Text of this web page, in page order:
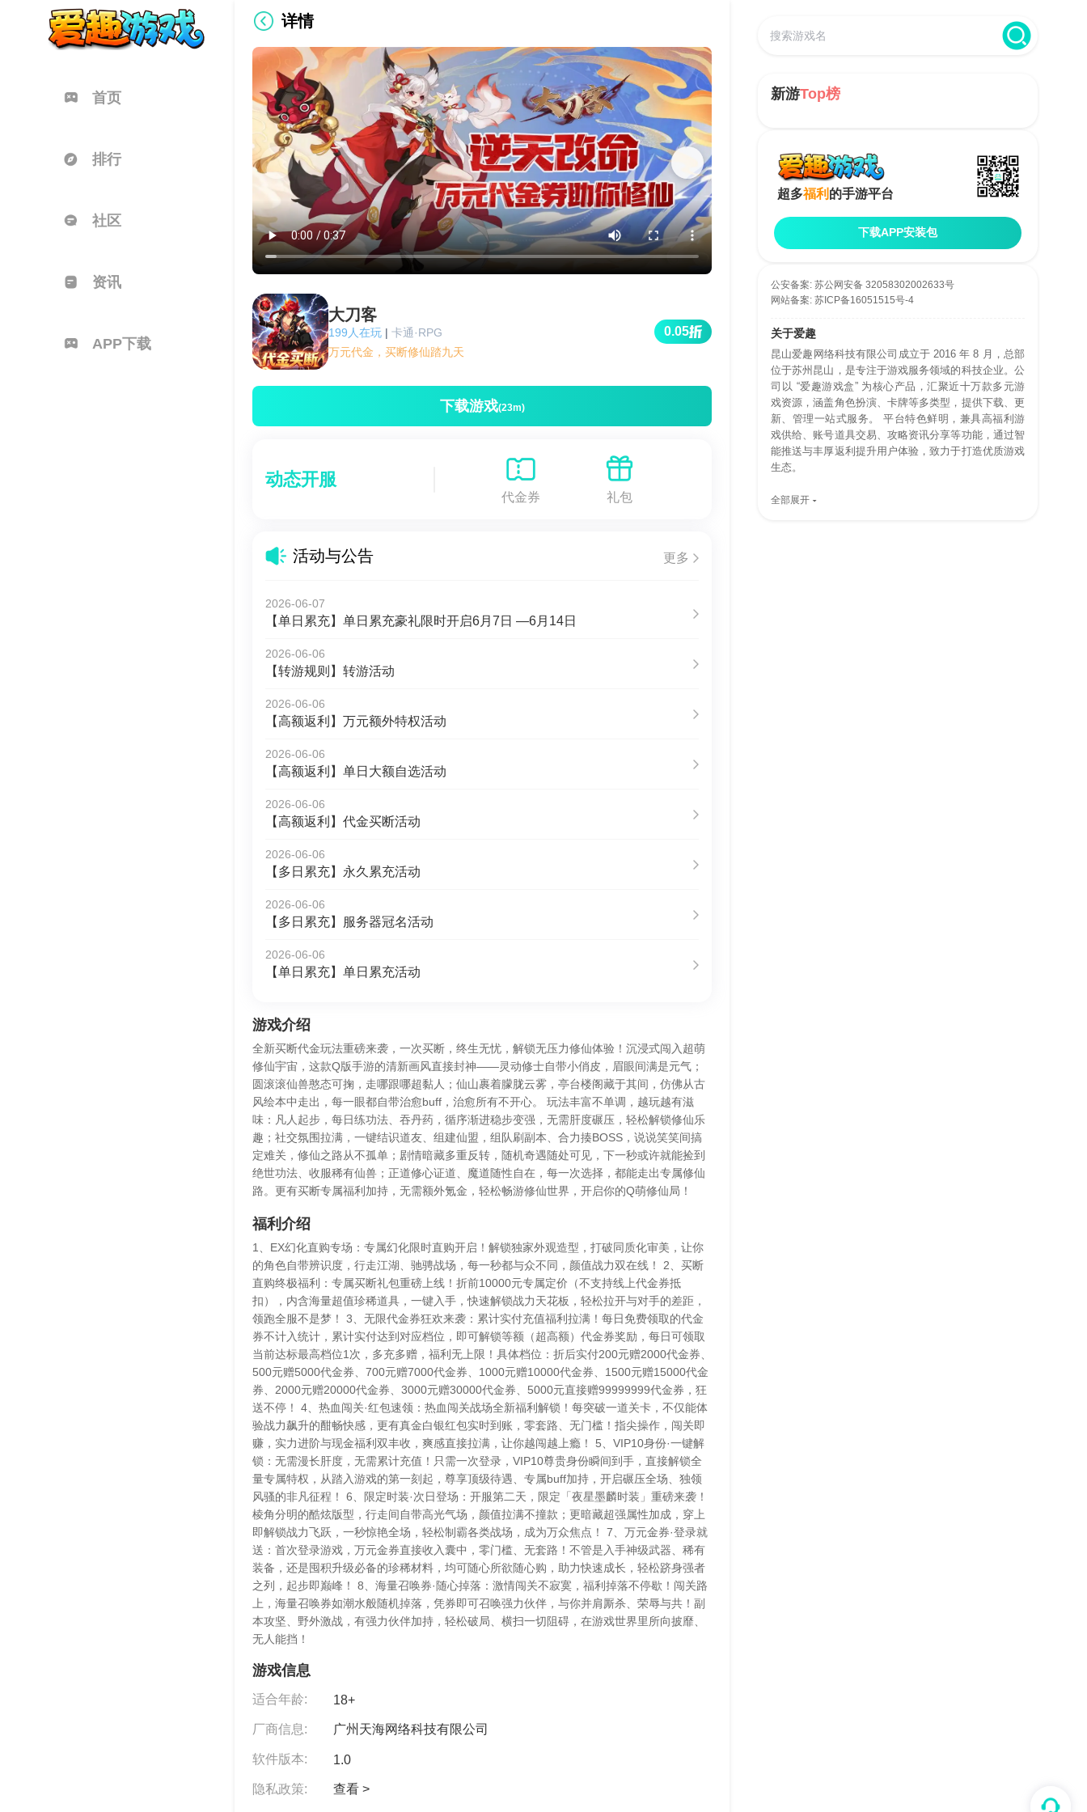
首页
排行
社区
资讯
APP下载
详情
大刀客
199人在玩 | 卡通·RPG
万元代金，买断修仙踏九天
0.05
下载游戏(23m)
动态开服
代金券 礼包
活动与公告 更多
2026-06-07
【单日累充】单日累充豪礼限时开启6月7日 —6月14日
2026-06-06
【转游规则】转游活动
2026-06-06
【高额返利】万元额外特权活动
2026-06-06
【高额返利】单日大额自选活动
2026-06-06
【高额返利】代金买断活动
2026-06-06
【多日累充】永久累充活动
2026-06-06
【多日累充】服务器冠名活动
2026-06-06
【单日累充】单日累充活动
游戏介绍
全新买断代金玩法重磅来袭，一次买断，终生无忧，解锁无压力修仙体验！沉浸式闯入超萌
修仙宇宙，这款Q版手游的清新画风直接封神——灵动修士自带小俏皮，眉眼间满是元气；
圆滚滚仙兽憨态可掬，走哪跟哪超黏人；仙山裹着朦胧云雾，亭台楼阁藏于其间，仿佛从古
风绘本中走出，每一眼都自带治愈buff，治愈所有不开心。 玩法丰富不单调，越玩越有滋
味：凡人起步，每日练功法、吞丹药，循序渐进稳步变强，无需肝度碾压，轻松解锁修仙乐
趣；社交氛围拉满，一键结识道友、组建仙盟，组队刷副本、合力揍BOSS，说说笑笑间搞
定难关，修仙之路从不孤单；剧情暗藏多重反转，随机奇遇随处可见，下一秒或许就能捡到
绝世功法、收服稀有仙兽；正道修心证道、魔道随性自在，每一次选择，都能走出专属修仙
路。更有买断专属福利加持，无需额外氪金，轻松畅游修仙世界，开启你的Q萌修仙局！
福利介绍
1、EX幻化直购专场：专属幻化限时直购开启！解锁独家外观造型，打破同质化审美，让你
的角色自带辨识度，行走江湖、驰骋战场，每一秒都与众不同，颜值战力双在线！ 2、买断
直购终极福利：专属买断礼包重磅上线！折前10000元专属定价（不支持线上代金券抵
扣），内含海量超值珍稀道具，一键入手，快速解锁战力天花板，轻松拉开与对手的差距，
领跑全服不是梦！ 3、无限代金券狂欢来袭：累计实付充值福利拉满！每日免费领取的代金
券不计入统计，累计实付达到对应档位，即可解锁等额（超高额）代金券奖励，每日可领取
当前达标最高档位1次，多充多赠，福利无上限！具体档位：折后实付200元赠2000代金券、
500元赠5000代金券、700元赠7000代金券、1000元赠10000代金券、1500元赠15000代金
券、2000元赠20000代金券、3000元赠30000代金券、5000元直接赠99999999代金券，狂
送不停！ 4、热血闯关·红包速领：热血闯关战场全新福利解锁！每突破一道关卡，不仅能体
验战力飙升的酣畅快感，更有真金白银红包实时到账，零套路、无门槛！指尖操作，闯关即
赚，实力进阶与现金福利双丰收，爽感直接拉满，让你越闯越上瘾！ 5、VIP10身份·一键解
锁：无需漫长肝度，无需累计充值！只需一次登录，VIP10尊贵身份瞬间到手，直接解锁全
量专属特权，从踏入游戏的第一刻起，尊享顶级待遇、专属buff加持，开启碾压全场、独领
风骚的非凡征程！ 6、限定时装·次日登场：开服第二天，限定「夜星墨麟时装」重磅来袭！
棱角分明的酷炫版型，行走间自带高光气场，颜值拉满不撞款；更暗藏超强属性加成，穿上
即解锁战力飞跃，一秒惊艳全场，轻松制霸各类战场，成为万众焦点！ 7、万元金券·登录就
送：首次登录游戏，万元金券直接收入囊中，零门槛、无套路！不管是入手神级武器、稀有
装备，还是囤积升级必备的珍稀材料，均可随心所欲随心购，助力快速成长，轻松跻身强者
之列，起步即巅峰！ 8、海量召唤券·随心掉落：激情闯关不寂寞，福利掉落不停歇！闯关路
上，海量召唤券如潮水般随机掉落，凭券即可召唤强力伙伴，与你并肩厮杀、荣辱与共！副
本攻坚、野外激战，有强力伙伴加持，轻松破局、横扫一切阻碍，在游戏世界里所向披靡、
无人能挡！
游戏信息
适合年龄: 18+
厂商信息: 广州天海网络科技有限公司
软件版本: 1.0
隐私政策: 查看 >
新游Top榜
超多福利 的手游平台
下载APP安装包
公安备案: 苏公网安备 32058302002633号
网站备案: 苏ICP备16051515号-4
关于爱趣
昆山爱趣网络科技有限公司成立于 2016 年 8 月，总部
位于苏州昆山，是专注于游戏服务领域的科技企业。公
司以 “爱趣游戏盒” 为核心产品，汇聚近十万款多元游
戏资源，涵盖角色扮演、卡牌等多类型，提供下载、更
新、管理一站式服务。 平台特色鲜明，兼具高福利游
戏供给、账号道具交易、攻略资讯分享等功能，通过智
能推送与丰厚返利提升用户体验，致力于打造优质游戏
生态。
全部展开